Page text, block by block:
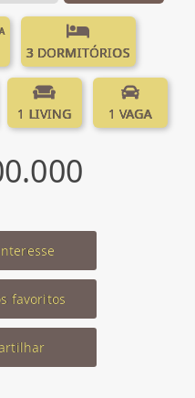
3 DORMITÓRIOS
1 LIVING 1 VAGA
favoritos